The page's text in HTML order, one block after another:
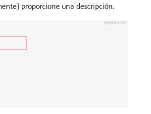
proporcione una descripción.